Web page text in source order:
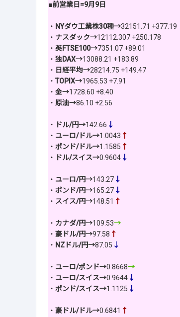
■前営業日=9月9日
・ NYダウ工業株30種→32151.71 +377.19
・ ナスダック→12112.307 +250.178
・ 英FTSE100→7351.07 +89.01
・ 独DAX→13088.21 +183.89
・ 日経平均→28214.75 +149.47
・ TOPIX→1965.53 +7.91
・ 金→1728.60 +8.40
・ 原油→86.10 +2.56
・ ドル/円→142.66 ↓
・ ユーロ/ドル→1.0043 ↑
・ ポンド/ドル→1.1585 ↑
・
ドル/スイス→0.9604 ↓
・ ユーロ/円→143.27 ↓
・ ポンド/円→165.27 ↓
・ スイス/円→148.51 ↑
・ カナダ/円→109.53→
・ 豪ドル/円→97.58 ↑
・ NZドル/円→87.05 ↓
・ ユーロ/ポンド→0.8668→
・ ユーロ/スイス→0.9644 ↓
・ ポンド/スイス→1.1125 ↓
・ 豪ドル/ドル→0.6841 ↑